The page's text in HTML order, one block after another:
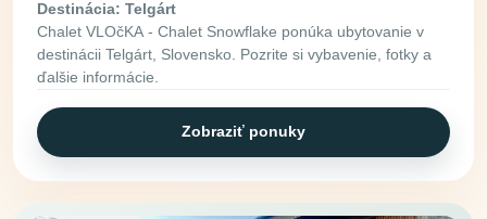
Destinácia: Telgárt
Chalet VLOčKA - Chalet Snowflake ponúka ubytovanie v
destinácii Telgárt, Slovensko. Pozrite si vybavenie, fotky a
ďalšie informácie.
Zobraziť ponuky